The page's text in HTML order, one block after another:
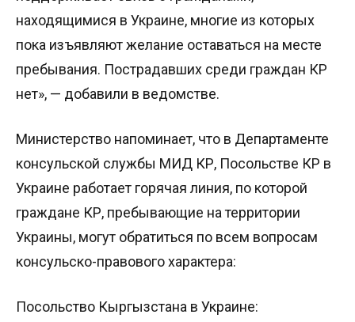
находящимися в Украине, многие из которых
пока изъявляют желание оставаться на месте
пребывания. Пострадавших среди граждан КР
нет», — добавили в ведомстве.
Министерство напоминает, что в Департаменте
консульской службы МИД КР, Посольстве КР в
Украине работает горячая линия, по которой
граждане КР, пребывающие на территории
Украины, могут обратиться по всем вопросам
консульско-правового характера:
Посольство Кыргызстана в Украине: